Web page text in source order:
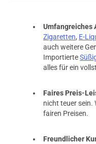
Umfangreiches
Zigaretten, E-
auch weitere
Importierte
alles für ein
Faires Preis-
nicht teuer sein.
fairen Preisen.
Freundlicher